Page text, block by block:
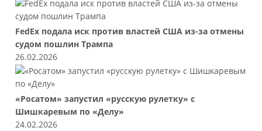
FedEx подала иск против властей США из-за отмены
судом пошлин Трампа
26.02.2026
«Росатом» запустил «русскую рулетку» с
Шишкаревым по «Делу»
24.02.2026